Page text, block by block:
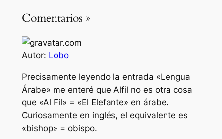
Comentarios »
Autor: Lobo
Precisamente leyendo la entrada «Lengua
Árabe» me enteré que Alfil no es otra cosa
que «Al Fil» = «El Elefante» en árabe.
Curiosamente en inglés, el equivalente es
«bishop» = obispo.